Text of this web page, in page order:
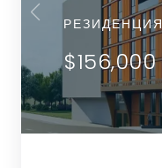
РЕЗИДЕНЦИЯ
$156,000